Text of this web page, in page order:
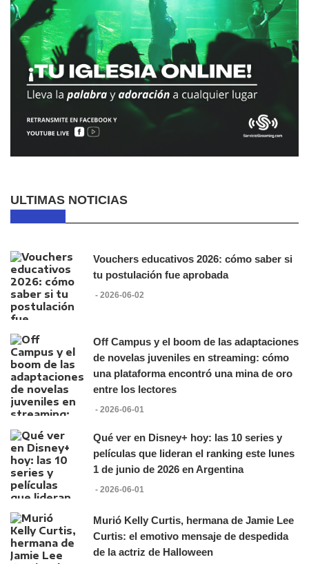
ULTIMAS NOTICIAS
Vouchers educativos 2026: cómo saber si
tu postulación fue aprobada
- 2026-06-02
Off Campus y el boom de las adaptaciones
de novelas juveniles en streaming: cómo
una plataforma encontró una mina de oro
entre los lectores
- 2026-06-01
Qué ver en Disney+ hoy: las 10 series y
películas que lideran el ranking este lunes
1 de junio de 2026 en Argentina
- 2026-06-01
Murió Kelly Curtis, hermana de Jamie Lee
Curtis: el emotivo mensaje de despedida
de la actriz de Halloween